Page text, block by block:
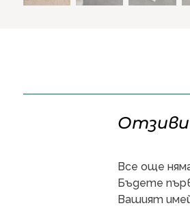
Отзиви
Все още
Бъдете
Вашият